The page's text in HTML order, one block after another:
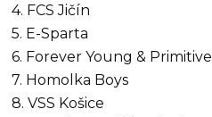
4. FCS Jičín
5. E-Sparta
6. Forever Young & Primitive
7. Homolka Boys
8. VSS Košice